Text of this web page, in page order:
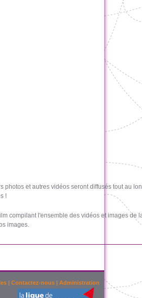
photos et autres vidéos seront diffusés tout au
!
compilant l'ensemble des vidéos et images de
images.
| Contactez-nous | Administration